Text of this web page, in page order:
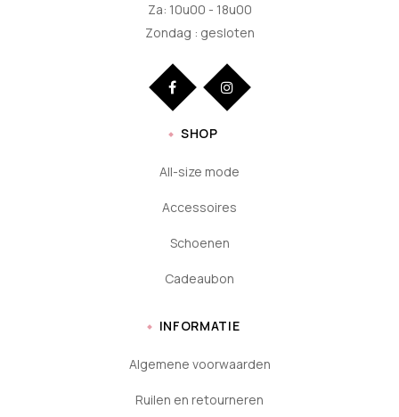
Za: 10u00 - 18u00
Zondag : gesloten
SHOP
All-size mode
Accessoires
Schoenen
Cadeaubon
INFORMATIE
Algemene voorwaarden
Ruilen en retourneren